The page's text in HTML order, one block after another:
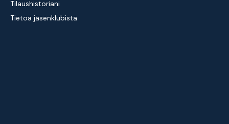
Tilaushistoriani
Tietoa jäsenklubista